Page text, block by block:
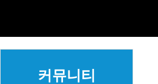
커뮤니티